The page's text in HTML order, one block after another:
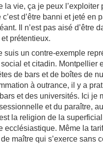
la vie, ça je peux l’exploiter
d’être banni et jeté en
Il n’est pas aisé d’être
prétentieux.
suis un contre-exemple
et citadin. Montpellier
de bars et de boîtes de
à outrance, il y a
et des universités. Ici je
et du paraître,
la religion de la
ecclésiastique. Même la
maître qui s’exerce sans